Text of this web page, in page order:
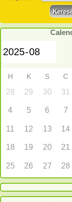
H K S C
28 29 30 31
4 5 6 7
11 12 13 14
18 19 20 21
25 26 27 28